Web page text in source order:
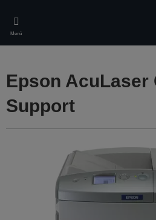
main
content
Menü
Epson AcuLaser
Support